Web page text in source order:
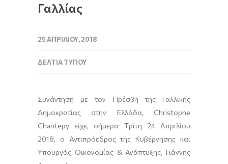
Γαλλίας
25 ΑΠΡΙΛΊΟΥ, 2018
ΔΕΛΤΊΑ ΤΎΠΟΥ
Συνάντηση με τον Πρέσβη της Γαλλικής
Δημοκρατίας στην Ελλάδα, Christophe
Chantepy είχε, σήμερα Tρίτη 24 Απριλίου
2018, ο Αντιπρόεδρος της Κυβέρνησης και
Υπουργός Οικονομίας & Ανάπτυξης, Γιάννης